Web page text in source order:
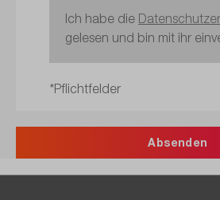
Ich habe die
gelesen und bin mit ihr
*Pflichtfelder
Absenden